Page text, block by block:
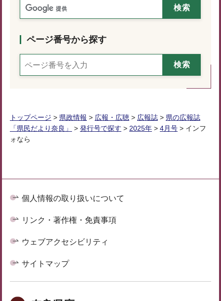
ページ番号から探す
トップページ > 県政情報 > 広報・広聴 > 広報誌 > 県の広報誌
「県民だより奈良」
> 発行号で探す > 2025年 > 4月号 > インフ
ォなら
個人情報の取り扱いについて
リンク・著作権・免責事項
ウェブアクセシビリティ
サイトマップ